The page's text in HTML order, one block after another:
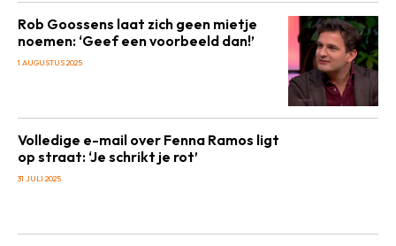
Rob Goossens laat zich geen mietje
noemen: ‘Geef een voorbeeld dan!’
1 AUGUSTUS 2025
Volledige e-mail over Fenna Ramos ligt
op straat: ‘Je schrikt je rot’
31 JULI 2025